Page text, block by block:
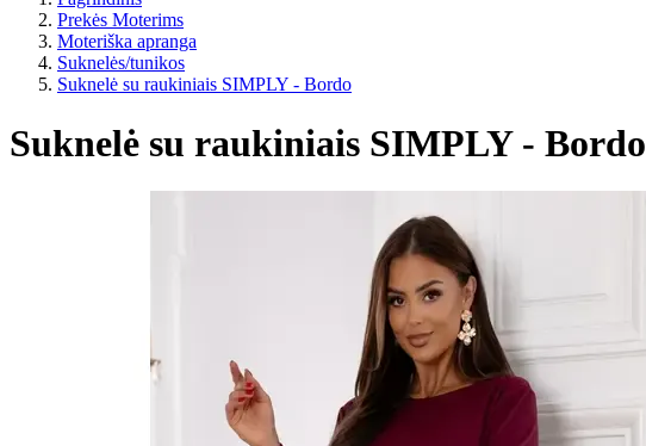
Prekės Moterims
Moteriška apranga
Suknelės/tunikos
Suknelė su raukiniais SIMPLY - Bordo
Suknelė su raukiniais SIMPLY - Bordo